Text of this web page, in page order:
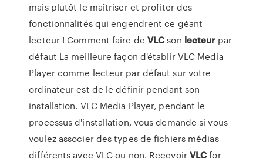
mais plutôt le maîtriser et profiter des
fonctionnalités qui engendrent ce géant
lecteur ! Comment faire de VLCson lecteur par
défaut La meilleure façon d'établir VLC Media
Player comme lecteur par défaut sur votre
ordinateur est de le définir pendant son
installation. VLC Media Player, pendant le
processus d'installation, vous demande si vous
voulez associer des types de fichiers médias
différents avec VLC ou non. RecevoirVLCfor